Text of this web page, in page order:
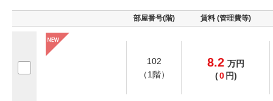
部屋番号(階) 賃料 (管理費等)
102
（1階）
8.2 万円
(0 円)